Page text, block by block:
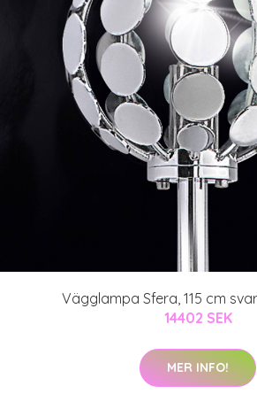
Vägglampa Sfera, 115 cm
14402 SEK
MER INFO!